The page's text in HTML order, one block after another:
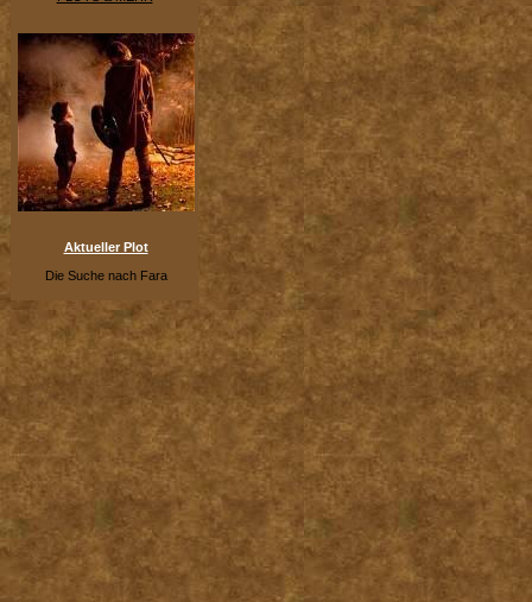
Aktueller Plot
Die Suche nach Fara